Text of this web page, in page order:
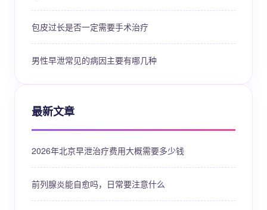
包皮过长是否一定需要手术治疗
男性早泄常见的病因主要有哪几种
最新文章
2026年北京早泄治疗费用大概需要多少钱
前列腺炎能自愈吗，日常要注意什么